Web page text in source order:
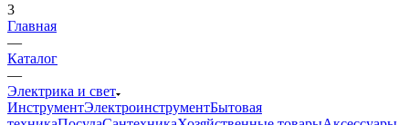
3
Главная
—
Каталог
—
Электрика и свет
ИнструментЭлектроинструментБытовая